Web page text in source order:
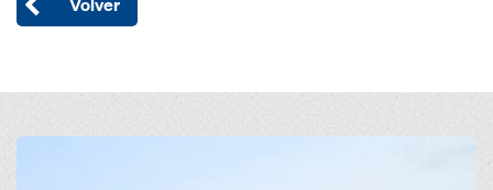
Volver
Open